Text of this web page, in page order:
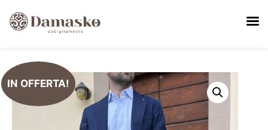
IN OFFERTA!